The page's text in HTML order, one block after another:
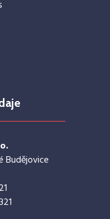
Budějovice